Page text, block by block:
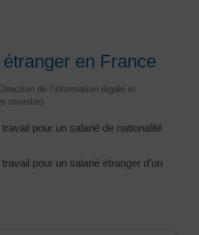
en France
de l'information légale et
ministre)
pour un salarié de nationalité
pour un salarié étranger d'un